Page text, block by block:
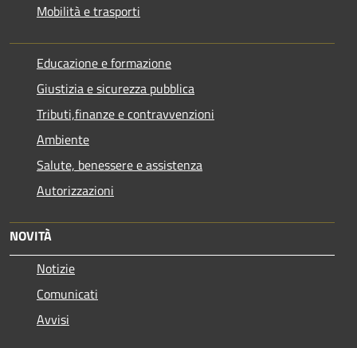
Mobilità e trasporti
Educazione e formazione
Giustizia e sicurezza pubblica
Tributi,finanze e contravvenzioni
Ambiente
Salute, benessere e assistenza
Autorizzazioni
NOVITÀ
Notizie
Comunicati
Avvisi